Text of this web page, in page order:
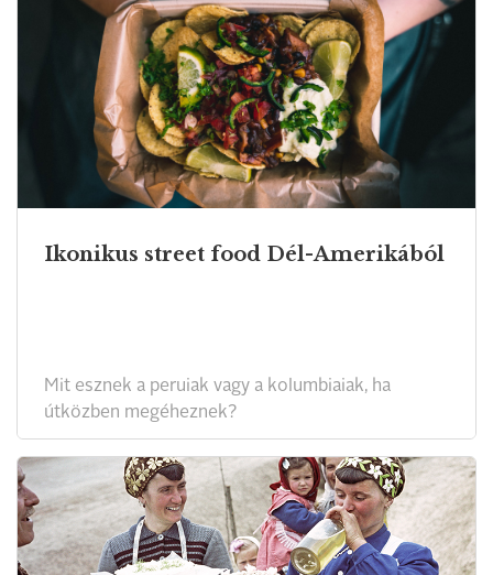
Ikonikus street food Dél-Amerikából
Mit esznek a peruiak vagy a kolumbiaiak, ha
útközben megéheznek?